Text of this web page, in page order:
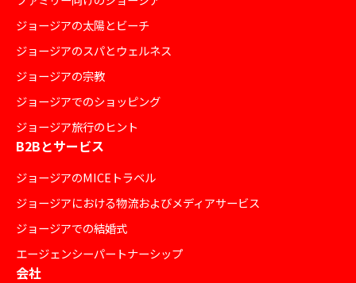
ジョージアの太陽とビーチ
ジョージアのスパとウェルネス
ジョージアの宗教
ジョージアでのショッピング
ジョージア旅行のヒント
B2Bとサービス
ジョージアのMICEトラベル
ジョージアにおける物流およびメディアサービス
ジョージアでの結婚式
エージェンシーパートナーシップ
会社